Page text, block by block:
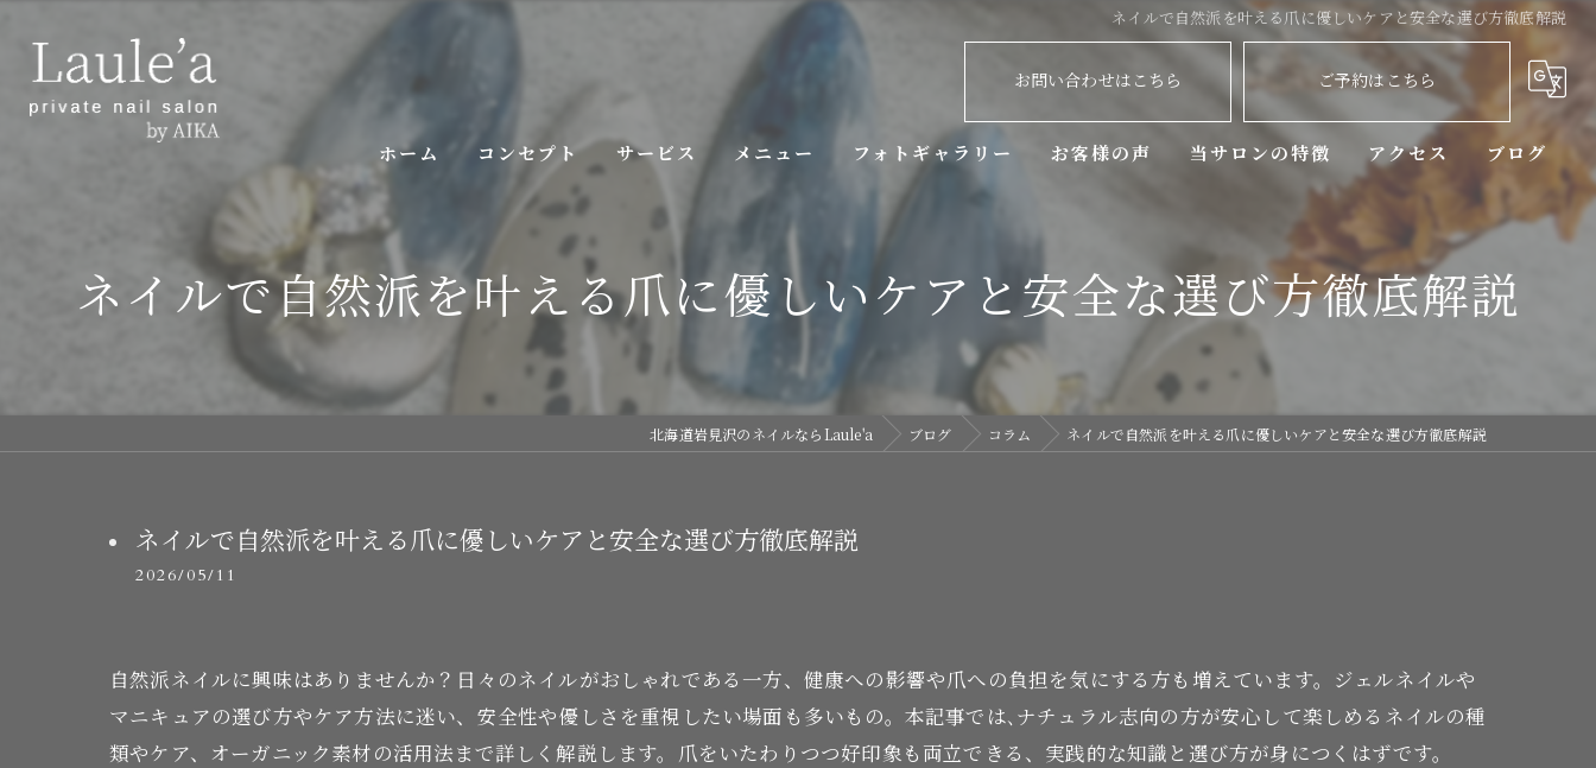
ネイルで自然派を叶える爪に優しいケアと安全な選び方徹底解説
お問い合わせはこちら ご予約はこちら
ホーム コンセプト サービス メニュー フォトギャラリー お客様の声 当サロンの特徴
マグネットネイル
デザイン
定額
アクセス ブログ
コラム
ネイルで自然派を叶える爪に優しいケアと安全な選び方徹底解説
北海道岩見沢のネイルならLaule'a ブログ コラム ネイルで自然派を叶える爪に優しいケアと安全な選び方徹底解説
ネイルで自然派を叶える爪に優しいケアと安全な選び方徹底解説
2026/05/11
自然派ネイルに興味はありませんか？日々のネイルがおしゃれである一方、健康への影響や爪への負担を気にする方も増えています。ジェルネイルや
マニキュアの選び方やケア方法に迷い、安全性や優しさを重視したい場面も多いもの。本記事では､ナチュラル志向の方が安心して楽しめるネイルの種
類やケア、オーガニック素材の活用法まで詳しく解説します。爪をいたわりつつ好印象も両立できる、実践的な知識と選び方が身につくはずです。